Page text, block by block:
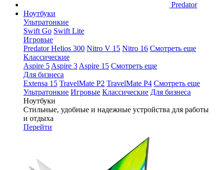
Predator
Ноутбуки
Ультратонкие
Swift Go Swift Lite
Игровые
Predator Helios 300 Nitro V 15 Nitro 16 Смотреть еще
Классические
Aspire 5 Aspire 3 Aspire 15 Смотреть еще
Для бизнеса
Extensa 15 TravelMate P2 TravelMate P4 Смотреть еще
Ультратонкие Игровые Классические Для бизнеса
Ноутбуки
Стильные, удобные и надежные устройства для работы
и отдыха
Перейти